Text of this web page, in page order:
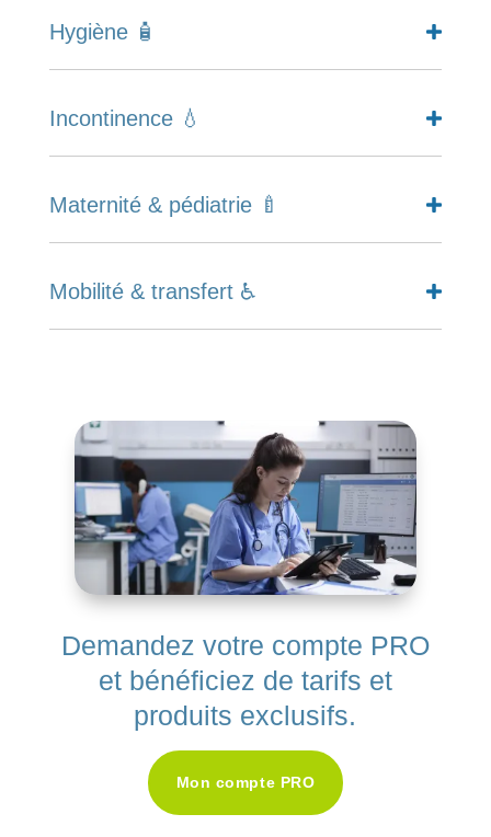
Hygiène 🧴
Incontinence 💧
Maternité & pédiatrie 🍼
Mobilité & transfert ♿
Demandez votre compte PRO
et bénéficiez de tarifs et
produits exclusifs.
Mon compte PRO